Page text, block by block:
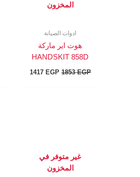
المخزون
ادوات الصيانة
هوت اير ماركة
HANDSKIT 858D
1853EGP
1417 EGP
غير متوفر في
المخزون